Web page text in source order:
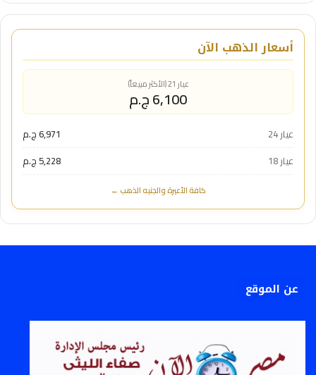
أسعار الذهب الآن
عيار 21 (الأكثر مبيعاً)
6,100 ج.م
عيار 24
6,971 ج.م
عيار 18
5,228 ج.م
كافة الأعيرة والجنيه الذهب ←
عن الموقع